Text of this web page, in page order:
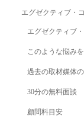
エグゼクティブ・
エグゼクティブ
このような悩み
過去の取材媒体
30分の無料面談
顧問料目安